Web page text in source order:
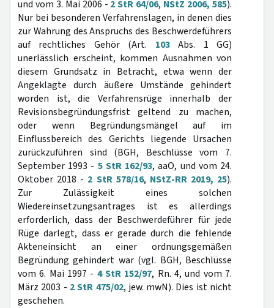
und vom 3. Mai 2006 - 2 StR 64/06, NStZ 2006, 585).
Nur bei besonderen Verfahrenslagen, in denen dies
zur Wahrung des Anspruchs des Beschwerdeführers
auf rechtliches Gehör (Art. 103Abs. 1 GG)
unerlässlich erscheint, kommen Ausnahmen von
diesem Grundsatz in Betracht, etwa wenn der
Angeklagte durch äußere Umstände gehindert
worden ist, die Verfahrensrüge innerhalb der
Revisionsbegründungsfrist geltend zu machen,
oder wenn Begründungsmängel auf im
Einflussbereich des Gerichts liegende Ursachen
zurückzuführen sind (BGH, Beschlüsse vom 7.
September 1993 - 5 StR 162/93, aaO, und vom 24.
Oktober 2018 - 2 StR 578/16, NStZ-RR 2019, 25).
Zur Zulässigkeit eines solchen
Wiedereinsetzungsantrages ist es allerdings
erforderlich, dass der Beschwerdeführer für jede
Rüge darlegt, dass er gerade durch die fehlende
Akteneinsicht an einer ordnungsgemäßen
Begründung gehindert war (vgl. BGH, Beschlüsse
vom 6. Mai 1997 - 4 StR 152/97, Rn. 4, und vom 7.
März 2003 - 2 StR 475/02, jew. mwN). Dies ist nicht
geschehen.